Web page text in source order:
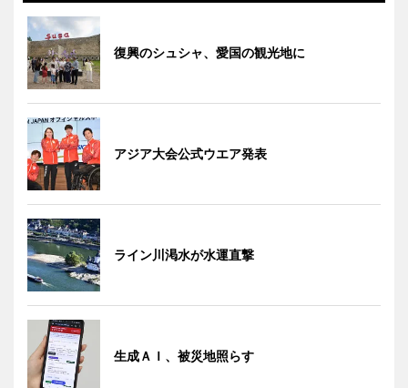
復興のシュシャ、愛国の観光地に
アジア大会公式ウエア発表
ライン川渇水が水運直撃
生成ＡＩ、被災地照らす